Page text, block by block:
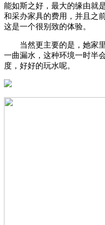
能如斯之好，最大的缘由就
和采办家具的费用，并且之
这是一个很别致的体验。
当然更主要的是，她家里
一曲漏水，这种环境一时半
度，好好的玩水呢。